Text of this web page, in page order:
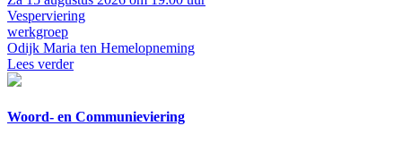
Vesperviering
werkgroep
Odijk Maria ten Hemelopneming
Lees verder
Woord- en Communieviering